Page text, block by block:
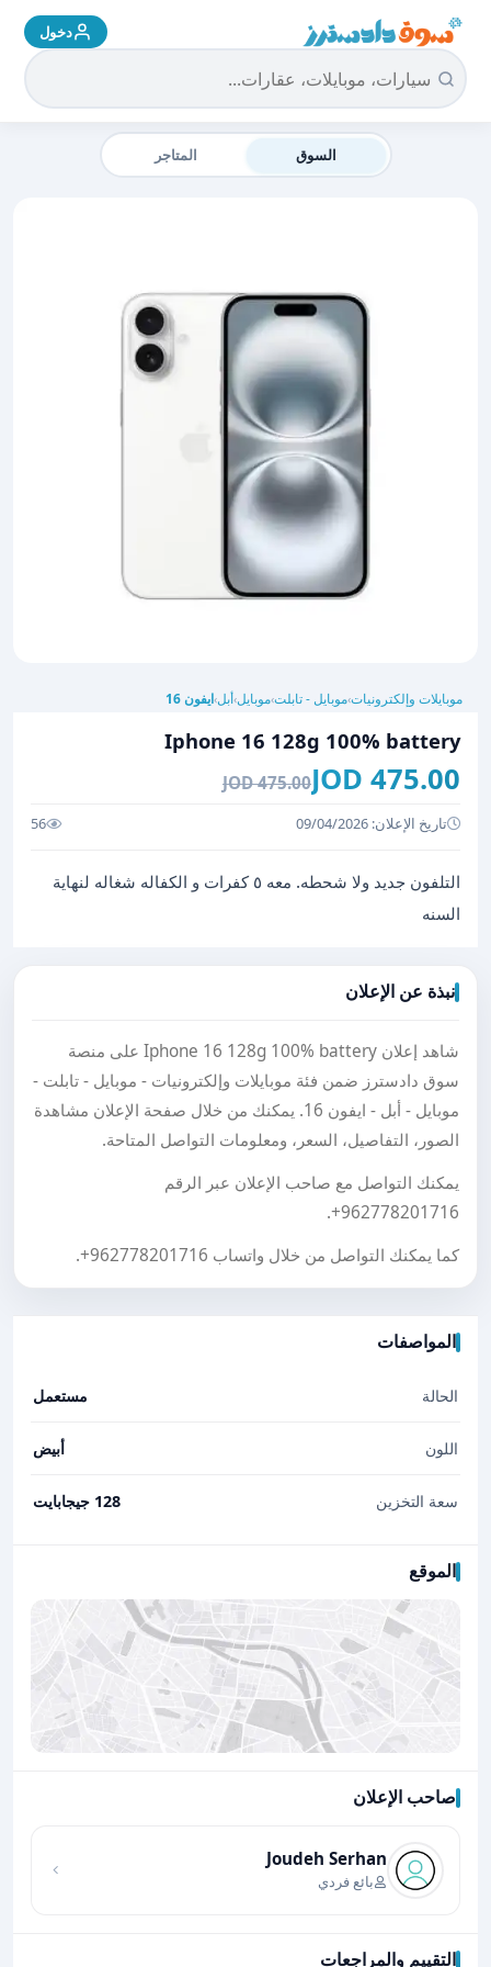
سوق دادسترز الرئيسية دخول
السوق المتاجر
موبايلات وإلكترونيات›موبايل - تابلت›موبايل›أبل›ايفون 16
Iphone 16 128g 100% battery
475.00 JOD
475.00 JOD
تاريخ الإعلان: 09/04/2026 56
التلفون جديد ولا شحطه. معه ٥ كفرات و الكفاله شغاله لنهاية
السنه
نبذة عن الإعلان
شاهد إعلان Iphone 16 128g 100% battery على منصة
سوق دادسترز ضمن فئة موبايلات وإلكترونيات - موبايل - تابلت -
موبايل - أبل - ايفون 16. يمكنك من خلال صفحة الإعلان مشاهدة
الصور، التفاصيل، السعر، ومعلومات التواصل المتاحة.
يمكنك التواصل مع صاحب الإعلان عبر الرقم
+962778201716
.
كما يمكنك التواصل من خلال واتساب +962778201716
.
المواصفات
الحالة مستعمل
اللون أبيض
سعة التخزين 128 جيجابايت
الموقع
صاحب الإعلان
Joudeh Serhan
بائع فردي
التقييم والمراجعات